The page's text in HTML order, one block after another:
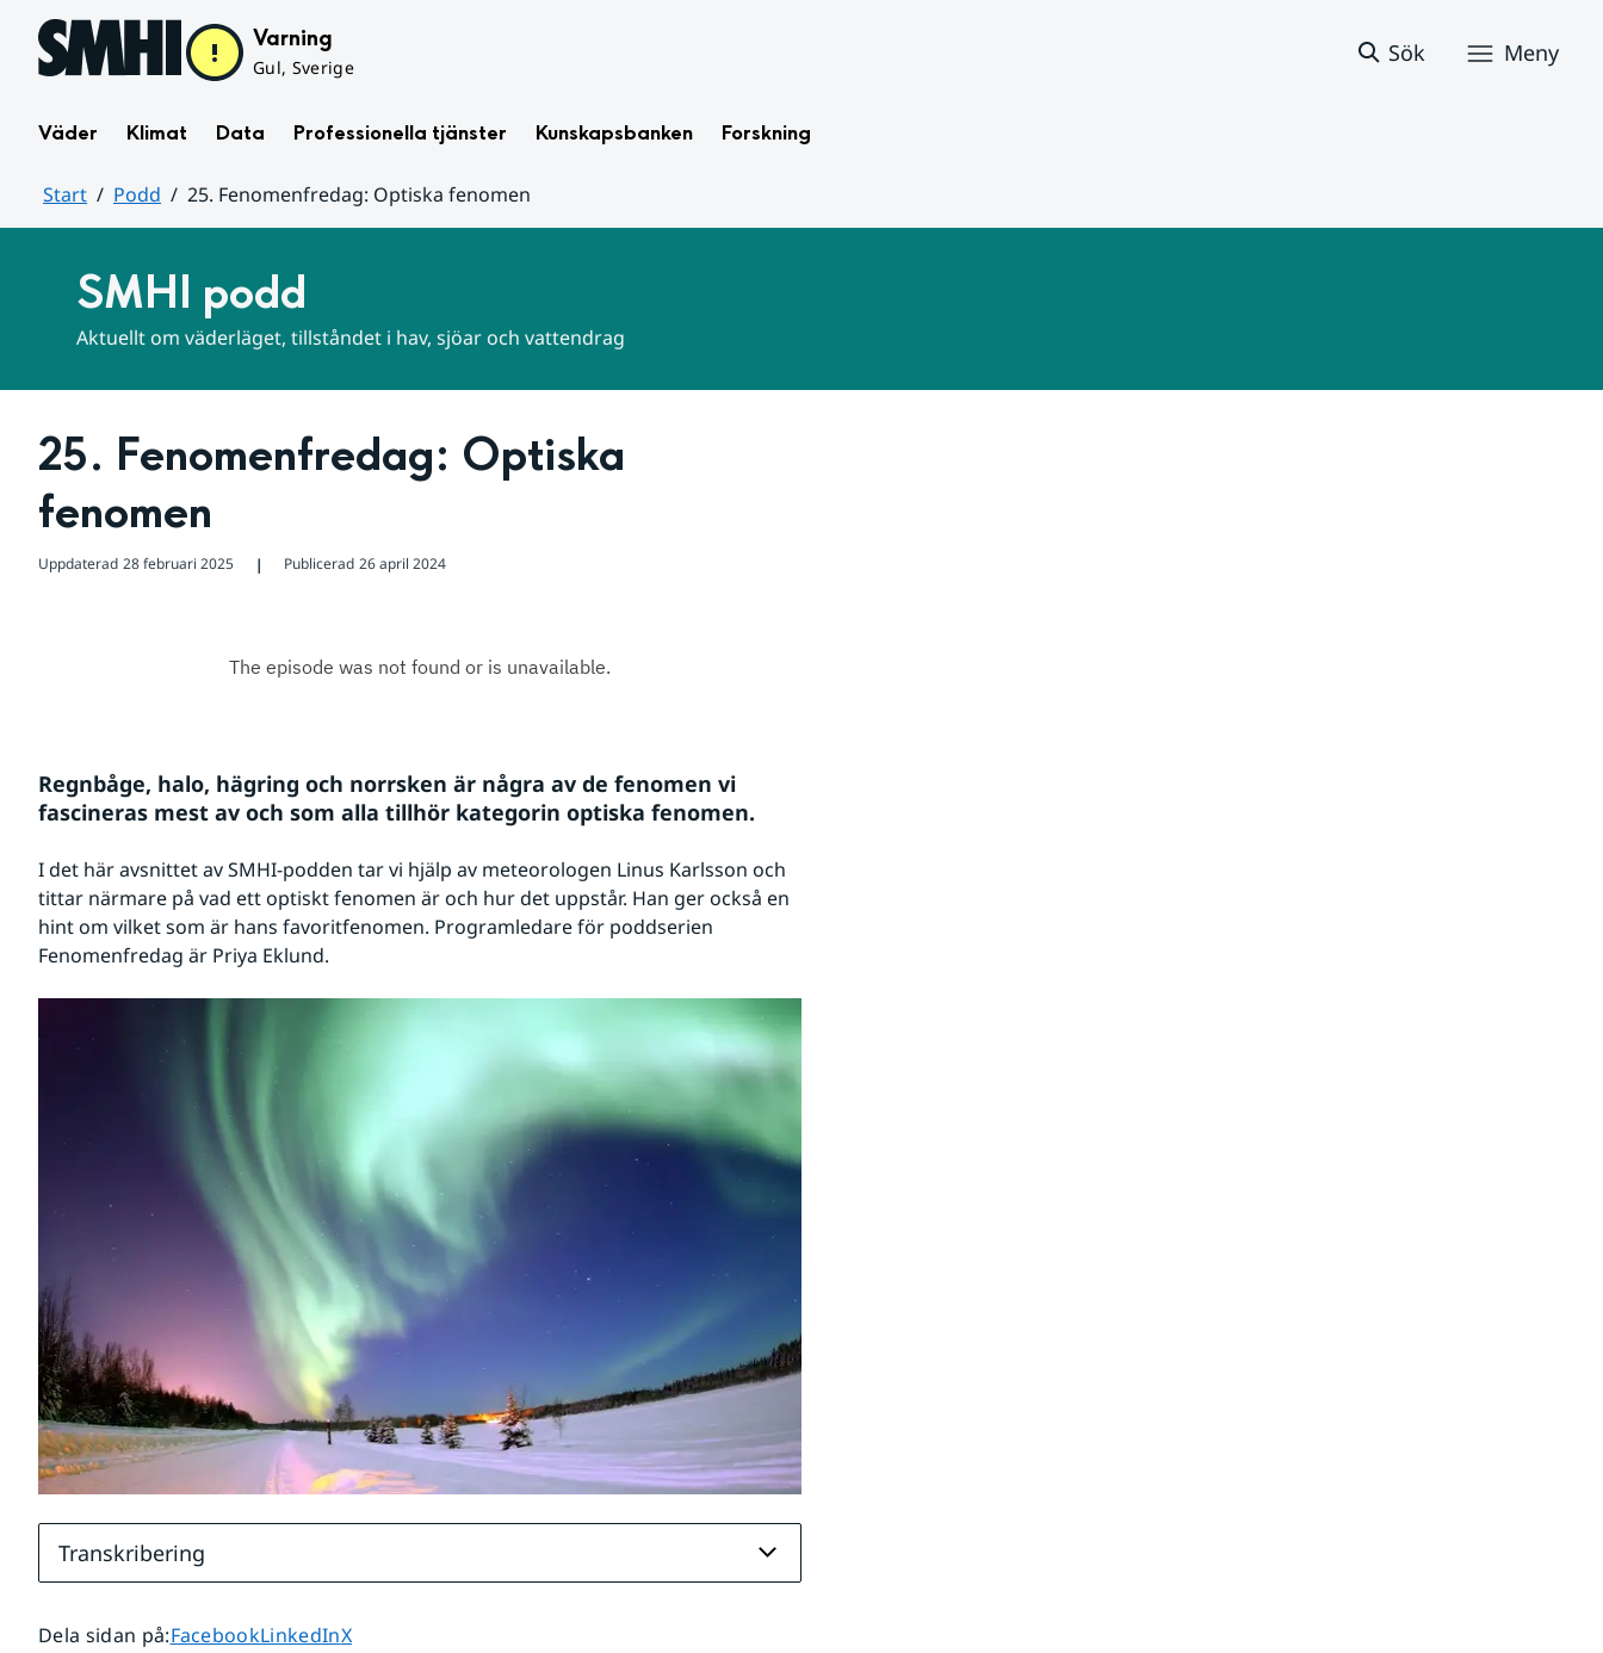
Hoppa till sidans innehåll Varning
Gul, Sverige
Sök Meny
Väder Klimat Data Professionella tjänster Kunskapsbanken Forskning
Start Podd
25. Fenomenfredag: Optiska fenomen
SMHI podd
Aktuellt om väderläget, tillståndet i hav, sjöar och vattendrag
25. Fenomenfredag: Optiska
fenomen
Uppdaterad 28 februari 2025 ❘ Publicerad 26 april 2024
Regnbåge, halo, hägring och norrsken är några av de fenomen vi
fascineras mest av och som alla tillhör kategorin optiska fenomen.
I det här avsnittet av SMHI-podden tar vi hjälp av meteorologen Linus Karlsson och
tittar närmare på vad ett optiskt fenomen är och hur det uppstår. Han ger också en
hint om vilket som är hans favoritfenomen. Programledare för poddserien
Fenomenfredag är Priya Eklund.
Transkribering
Dela sidan på:Dela sidan på
FacebookDela sidan på
LinkedInDela sidan på
X